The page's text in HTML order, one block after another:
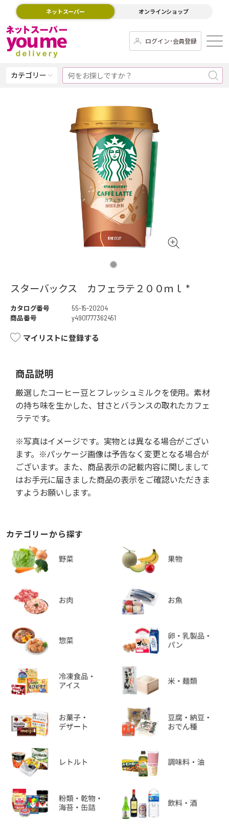
ネットスーパー オンラインショップ
ログイン･会員登録
カテゴリー
スターバックス カフェラテ２００ｍｌ *
カタログ番号
55-15-20204
商品番号
y4901777362451
マイリストに登録する
商品説明
厳選したコーヒー豆とフレッシュミルクを使用。素材
の持ち味を生かした、甘さとバランスの取れたカフェ
ラテです。
※写真はイメージです。実物とは異なる場合がござい
ます。※パッケージ画像は予告なく変更となる場合が
ございます。また、商品表示の記載内容に関しまして
はお手元に届きました商品の表示をご確認いただきま
すようお願いします。
カテゴリーから探す